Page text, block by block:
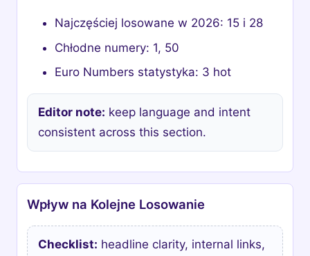
Najczęściej losowane w 2026: 15 i 28
Chłodne numery: 1, 50
Euro Numbers statystyka: 3 hot
Editor note: keep language and intent
consistent across this section.
Wpływ na Kolejne Losowanie
Checklist: headline clarity, internal links,